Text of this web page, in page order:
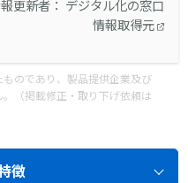
更新者： デジタル化の窓口
情報取得元
のであり、製品提供企業及び
（掲載修正・取り下げ依頼は
徴